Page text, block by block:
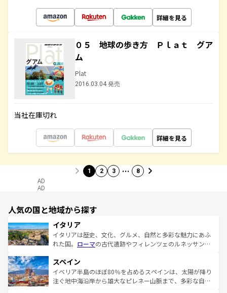
詳細を見る
０５ 地球の歩き方 Ｐｌａｔ グア
ム
Plat
2016.03.04 発売
当社在庫切れ
詳細を見る
1 2 3 … 8
AD
AD
人気の国と地域から探す
イタリア
イタリアは歴史、文化、グルメ、自然と多彩な魅力にあふ
れた国。 ローマの古代遺跡やフィレンツェのルネッサンス
ろん、トスカーナの美しい田園風景やアマルフィ海岸の絶
景など、自然景観も見逃せない。観光の合間には、本場の
ピザやパスタなど、絶品のイタリア料理を堪能することも
スペイン
イベリア半島のほぼ80％を占めるスペインは、太陽が降り
注ぐ地中海沿岸から雄大なピレネー山脈まで、多彩な自然